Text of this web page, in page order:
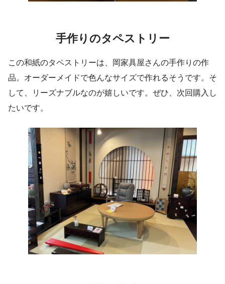
手作りのタペストリー
この和紙のタペストリーは、岡家具屋さんの手作りの作
品。オーダーメイドで色んなサイズで作れるそうです。そ
して、リーズナブルなのが嬉しいです。ぜひ、次回購入し
たいです。